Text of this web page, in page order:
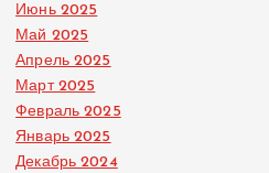
Июнь 2025
Май 2025
Апрель 2025
Март 2025
Февраль 2025
Январь 2025
Декабрь 2024